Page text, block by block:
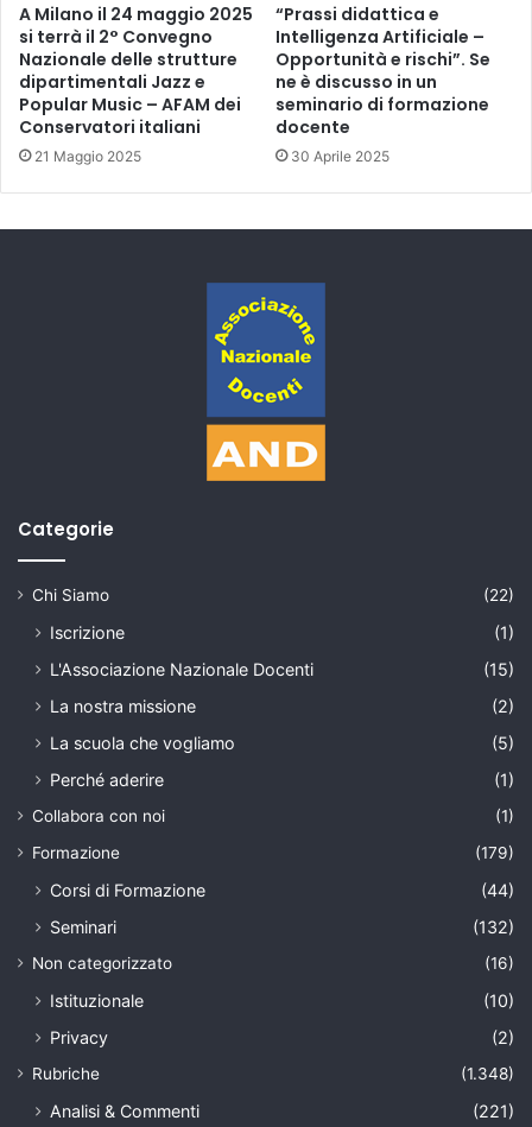
A Milano il 24 maggio 2025
si terrà il 2° Convegno
Nazionale delle strutture
dipartimentali Jazz e
Popular Music – AFAM dei
Conservatori italiani
21 Maggio 2025
“Prassi didattica e
Intelligenza Artificiale –
Opportunità e rischi”. Se
ne è discusso in un
seminario di formazione
docente
30 Aprile 2025
Categorie
Chi Siamo (22)
Iscrizione
(1)
L'Associazione Nazionale Docenti
(15)
La nostra missione
(2)
La scuola che vogliamo
(5)
Perché aderire
(1)
Collabora con noi
(1)
Formazione
(179)
Corsi di Formazione
(44)
Seminari
(132)
Non categorizzato (16)
Istituzionale
(10)
Privacy
(2)
Rubriche (1.348)
Analisi & Commenti
(221)